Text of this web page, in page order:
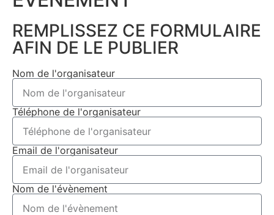
REMPLISSEZ CE FORMULAIRE
AFIN DE LE PUBLIER
Nom de l'organisateur
Téléphone de l'organisateur
Email de l'organisateur
Nom de l'évènement